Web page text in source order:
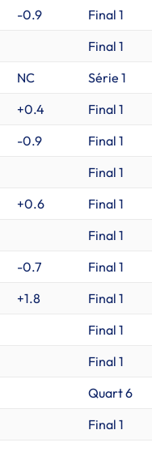
-0.9 Final 1
Final 1
NC Série 1
+0.4 Final 1
-0.9 Final 1
Final 1
+0.6 Final 1
Final 1
-0.7 Final 1
+1.8 Final 1
Final 1
Final 1
Quart 6
Final 1